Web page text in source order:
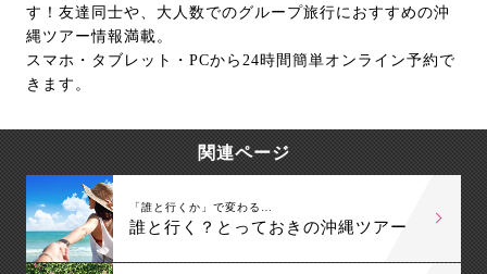
す！友達同士や、大人数でのグループ旅行におすすめの沖
縄ツアー情報満載。
スマホ・タブレット・PCから24時間簡単オンライン予約で
きます。
関連ページ
「誰と行くか」で変わる…
誰と行く？とっておきの沖縄ツアー